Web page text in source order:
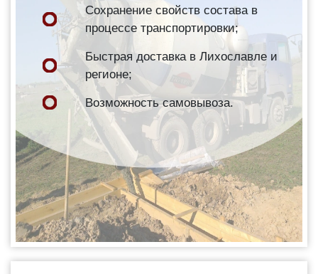
Сохранение свойств состава в
процессе транспортировки;
Быстрая доставка в Лихославле и
регионе;
Возможность самовывоза.